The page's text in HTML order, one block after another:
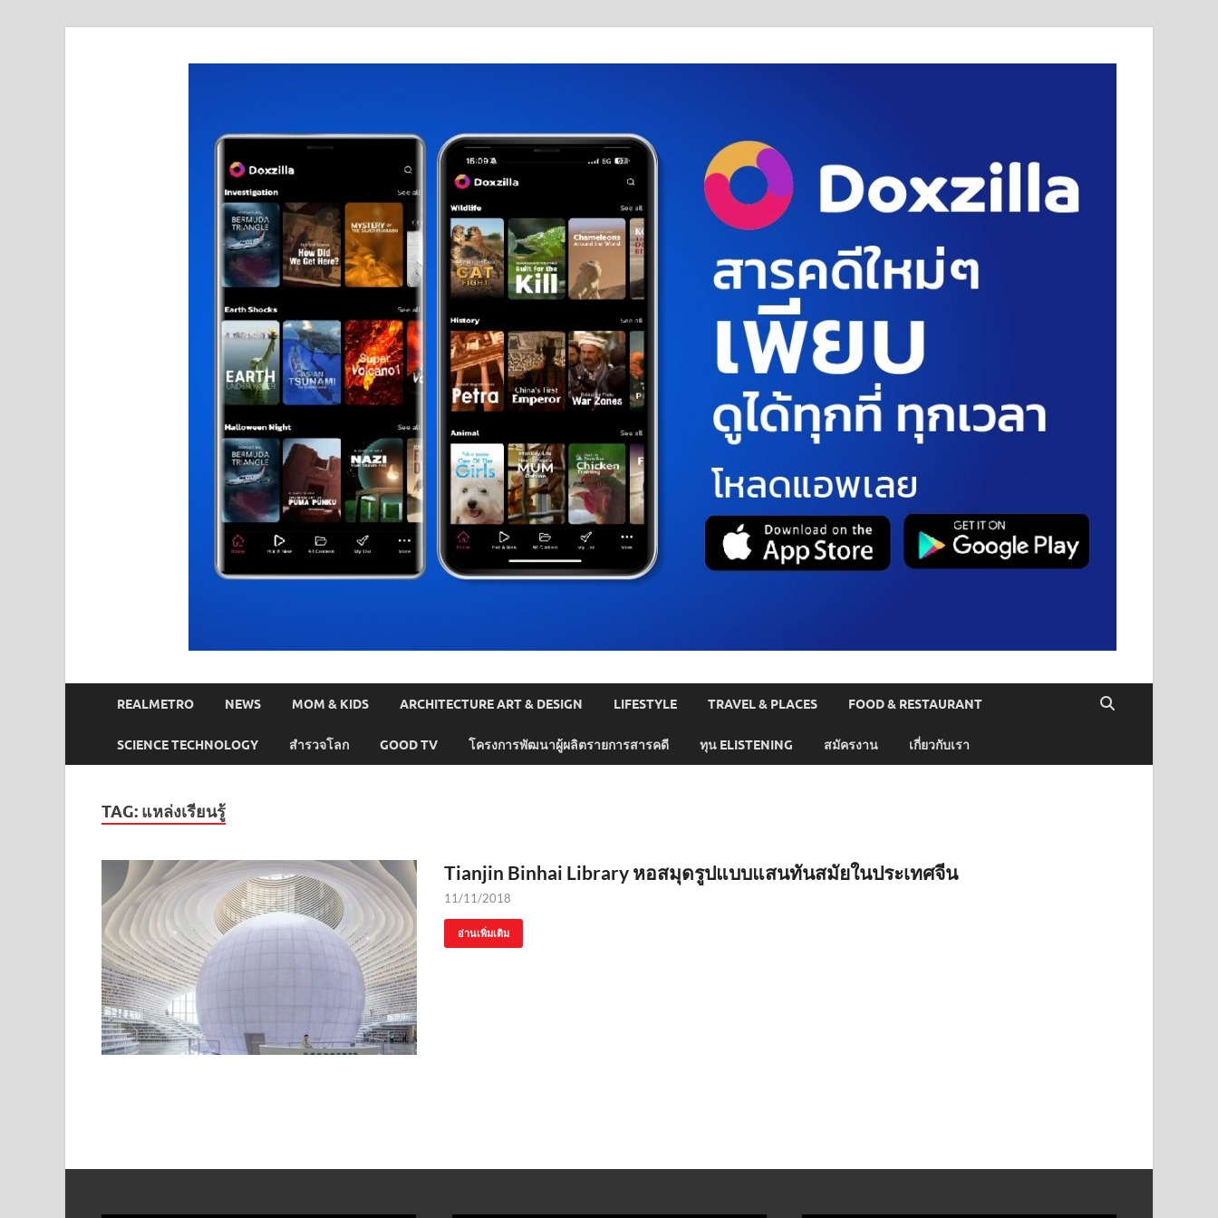
REALMETRO NEWS MOM & KIDS ARCHITECTURE ART & DESIGN LIFESTYLE TRAVEL & PLACES FOOD & RESTAURANT
SCIENCE TECHNOLOGY สำรวจโลก GOOD TV โครงการพัฒนาผู้ผลิตรายการสารคดี ทุน ELISTENING สมัครงาน เกี่ยวกับเรา
TAG: แหล่งเรียนรู้
Tianjin Binhai Library หอสมุดรูปแบบแสนทันสมัยในประเทศจีน
11/11/2018
อ่านเพิ่มเติม